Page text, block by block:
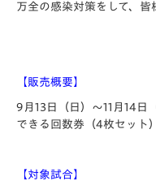
万全の感染対策をして、皆
【販売概要】
9月13日（日）～11月14日
できる回数券（4枚セット）
【対象試合】